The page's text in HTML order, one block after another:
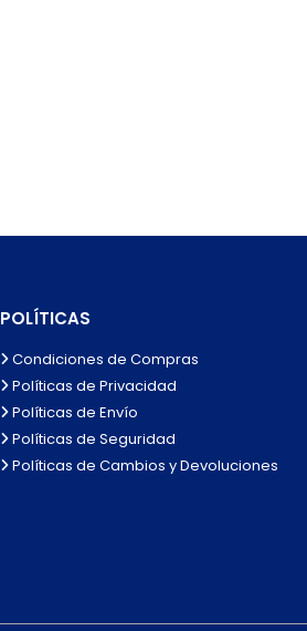
POLÍTICAS
Condiciones de Compras
Políticas de Privacidad
Políticas de Envío
Políticas de Seguridad
Políticas de Cambios y Devoluciones